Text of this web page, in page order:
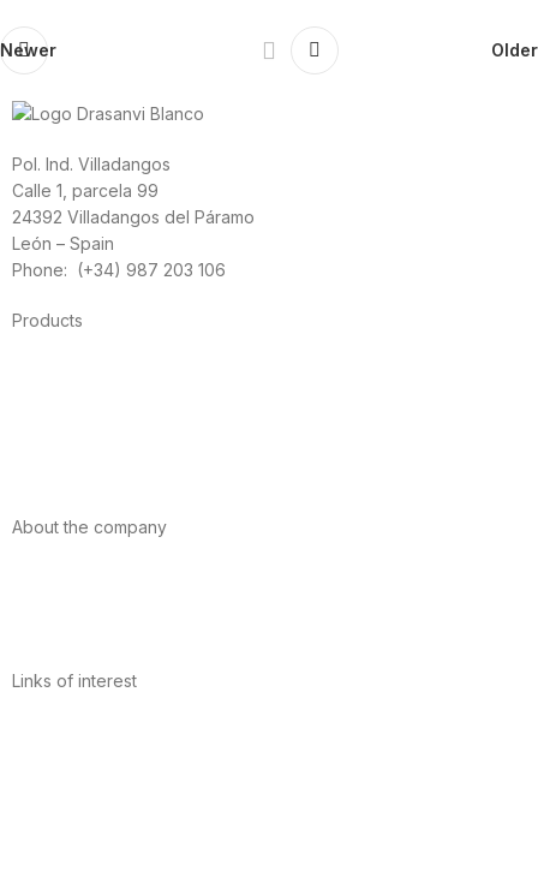
Newer Older
Pol. Ind. Villadangos
Calle 1, parcela 99
24392 Villadangos del Páramo
León – Spain
Phone: (+34) 987 203 106
Products
About the company
Links of interest